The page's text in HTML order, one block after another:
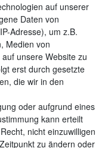
auf unserer
Daten von
Adresse), um z.B.
Medien von
unsere Website zu
erst durch gesetzte
die wir in den
oder aufgrund eines
kann erteilt
nicht einzuwilligen
zu ändern oder